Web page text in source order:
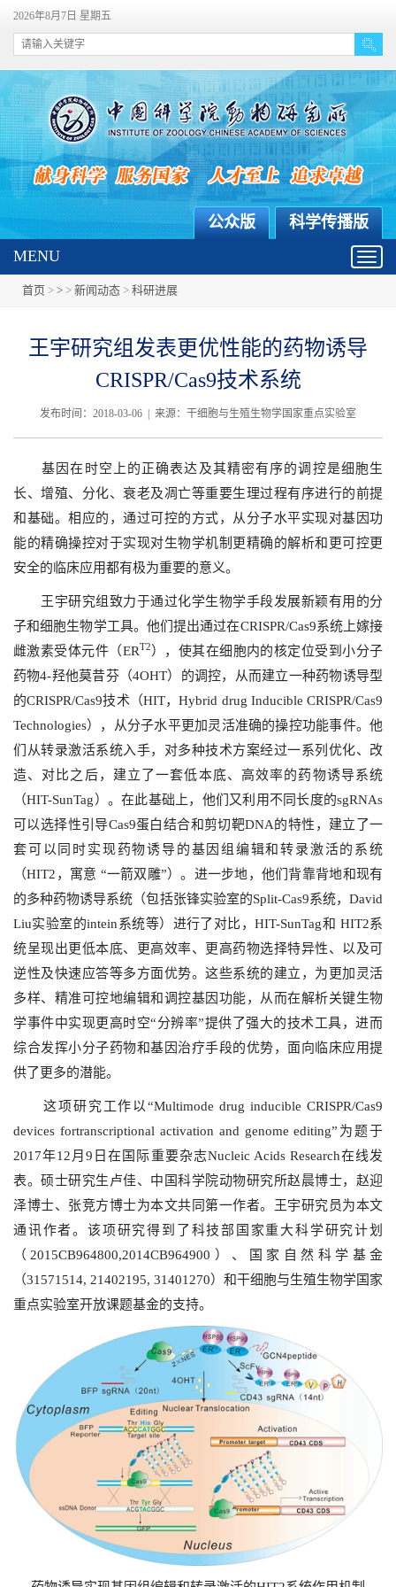
2026年8月7日 星期五
科学传播版
公众版
MENU
首页 > > > 新闻动态 > 科研进展
王宇研究组发表更优性能的药物诱导
CRISPR/Cas9技术系统
发布时间：2018-03-06 | 来源：干细胞与生殖生物学国家重点实验室
基因在时空上的正确表达及其精密有序的调控是细胞生
长、增殖、分化、衰老及凋亡等重要生理过程有序进行的前提
和基础。相应的，通过可控的方式，从分子水平实现对基因功
能的精确操控对于实现对生物学机制更精确的解析和更可控更
安全的临床应用都有极为重要的意义。
王宇研究组致力于通过化学生物学手段发展新颖有用的分
子和细胞生物学工具。他们提出通过在CRISPR/Cas9系统上嫁接
雌激素受体元件（ERT2 ），使其在细胞内的核定位受到小分子
药物4-羟他莫昔芬（4OHT）的调控，从而建立一种药物诱导型
的CRISPR/Cas9技术（HIT，Hybrid drug Inducible CRISPR/Cas9
Technologies） ，从分子水平更加灵活准确的操控功能事件。他
们从转录激活系统入手，对多种技术方案经过一系列优化、改
造、对比之后，建立了一套低本底、高效率的药物诱导系统
（HIT-SunTag ）。在此基础上，他们又利用不同长度的sgRNAs
可以选择性引导Cas9蛋白结合和剪切靶DNA的特性，建立了一
套可以同时实现药物诱导的基因组编辑和转录激活的系统
（HIT2 ，寓意 “一箭双雕”）。进一步地，他们背靠背地和现有
的多种药物诱导系统（包括张锋实验室的Split-Cas9系统，David
Liu实验室的intein系统等）进行了对比，HIT-SunTag和 HIT2系
统呈现出更低本底、更高效率、更高药物选择特异性、以及可
逆性及快速应答等多方面优势。这些系统的建立，为更加灵活
多样、精准可控地编辑和调控基因功能，从而在解析关键生物
学事件中实现更高时空“分辨率”提供了强大的技术工具，进而
综合发挥小分子药物和基因治疗手段的优势，面向临床应用提
供了更多的潜能。
这项研究工作以“Multimode drug inducible CRISPR/Cas9
devices fortranscriptional activation and genome editing”为题于
2017年12 月9 日在国际重要杂志Nucleic Acids Research在线发
表。硕士研究生卢佳、中国科学院动物研究所赵晨博士，赵迎
泽博士、张竞方博士为本文共同第一作者。王宇研究员为本文
通讯作者。该项研究得到了科技部国家重大科学研究计划
（ 2015CB964800,2014CB964900 ）、国家自然科学基金
（31571514, 21402195, 31401270）和干细胞与生殖生物学国家
重点实验室开放课题基金的支持。